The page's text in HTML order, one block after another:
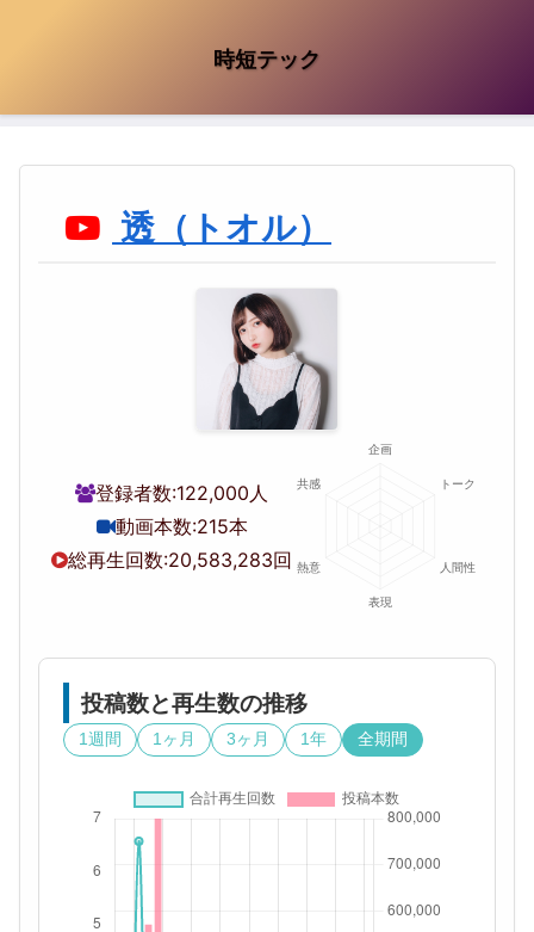
時短テック
透（トオル）
登録者数:122,000人
動画本数:215本
総再生回数:20,583,283回
投稿数と再生数の推移
1週間 1ヶ月 3ヶ月 1年 全期間